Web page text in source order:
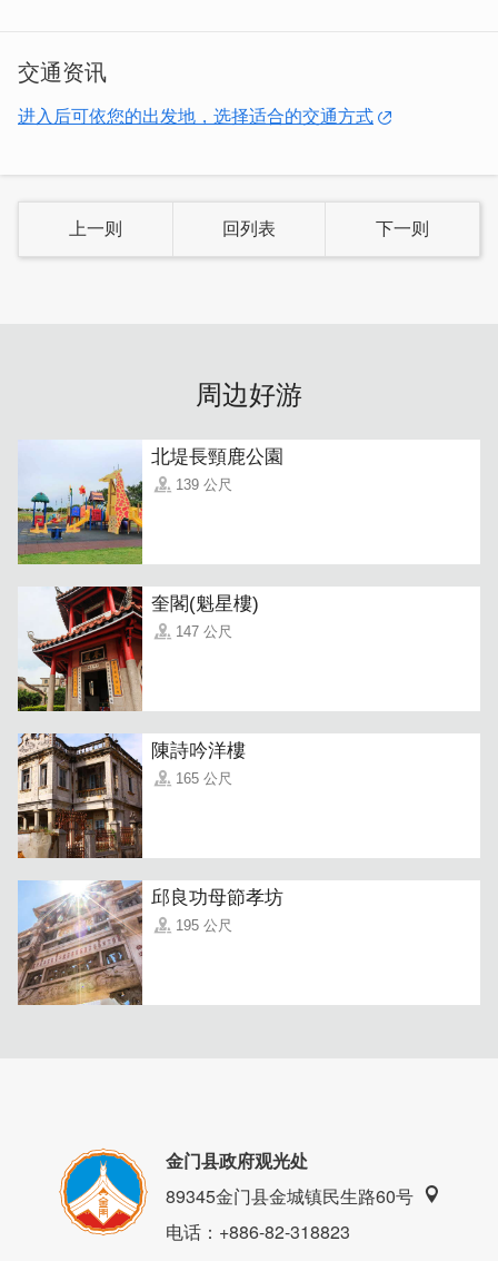
交通资讯
进入后可依您的出发地，选择适合的交通方式
上一则 回列表 下一则
周边好游
北堤長頸鹿公園
139 公尺
奎閣(魁星樓)
147 公尺
陳詩吟洋樓
165 公尺
邱良功母節孝坊
195 公尺
金门县政府观光处
89345金门县金城镇民生路60号
电话：+886-82-318823